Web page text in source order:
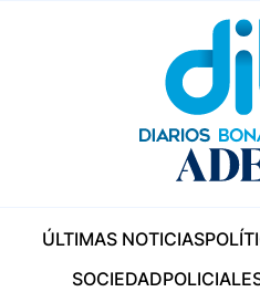
ÚLTIMAS NOTICIAS
SOCIEDAD